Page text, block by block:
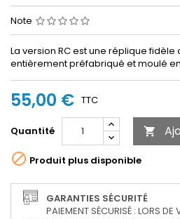
Note
La version RC est une réplique
entièrement préfabriqué et moulé
55,00 € TTC
Quantité 
 Produit plus disponible
GARANTIES SÉCURITÉ
PAIEMENT SÉCURISÉ : LORS